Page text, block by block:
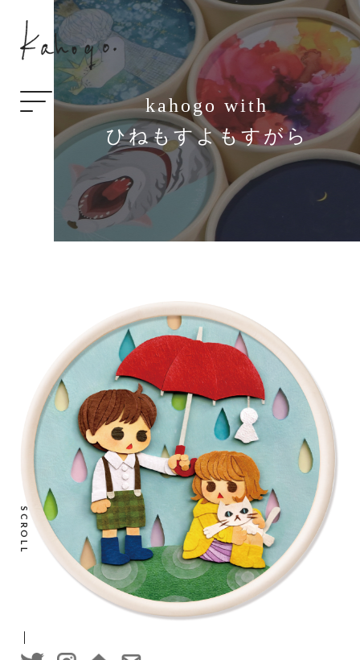
kahogo with
ひねもすよもすがら
SCROLL